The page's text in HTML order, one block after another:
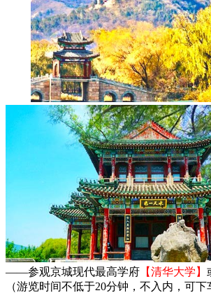
——参观京城现代最高学府 【清华大学】
（游览时间不低于20分钟，不入内，可